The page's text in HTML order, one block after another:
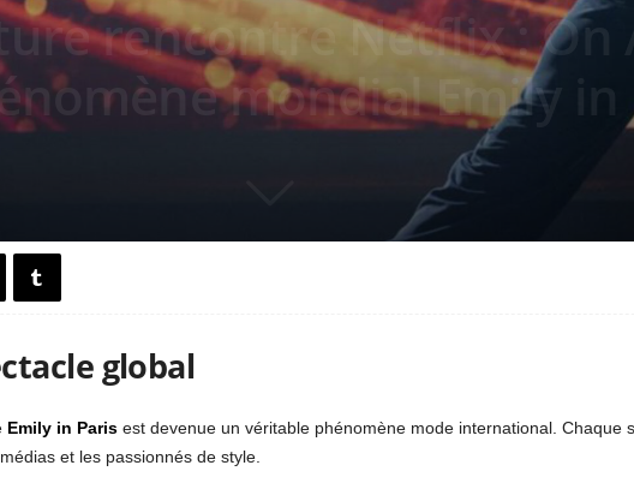
rencontre Netflix : On
mondial Emily in
global
Emily in Parisest devenue un véritable phénomène mode international. Chaque
et les passionnés de style.